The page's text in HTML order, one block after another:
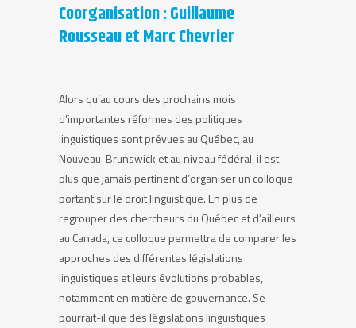
Coorganisation : Guillaume
Rousseau et Marc Chevrier
Alors qu’au cours des prochains mois
d’importantes réformes des politiques
linguistiques sont prévues au Québec, au
Nouveau-Brunswick et au niveau fédéral, il est
plus que jamais pertinent d’organiser un colloque
portant sur le droit linguistique. En plus de
regrouper des chercheurs du Québec et d’ailleurs
au Canada, ce colloque permettra de comparer les
approches des différentes législations
linguistiques et leurs évolutions probables,
notamment en matière de gouvernance. Se
pourrait-il que des législations linguistiques